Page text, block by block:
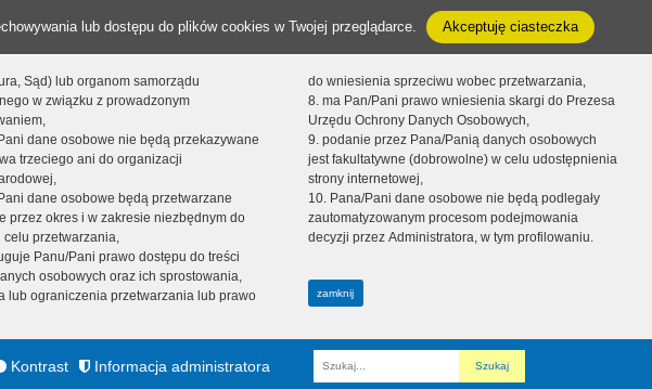
lub dostępu do plików cookies w Twojej przeglądarce. Akceptuję ciasteczka
Sąd) lub organom samorządu
w związku z prowadzonym
dane osobowe nie będą przekazywane
trzeciego ani do organizacji
dane osobowe będą przetwarzane
przez okres i w zakresie niezbędnym do
celu przetwarzania,
Panu/Pani prawo dostępu do treści
osobowych oraz ich sprostowania,
lub ograniczenia przetwarzania lub prawo
do wniesienia sprzeciwu wobec przetwarzania,
8. ma Pan/Pani prawo wniesienia skargi do Prezesa
Urzędu Ochrony Danych Osobowych,
9. podanie przez Pana/Panią danych osobowych
jest fakultatywne (dobrowolne) w celu udostępnienia
strony internetowej,
10. Pana/Pani dane osobowe nie będą podlegały
zautomatyzowanym procesom podejmowania
decyzji przez Administratora, w tym profilowaniu.
zamknij
Kontrast Informacja administratora
Fraza